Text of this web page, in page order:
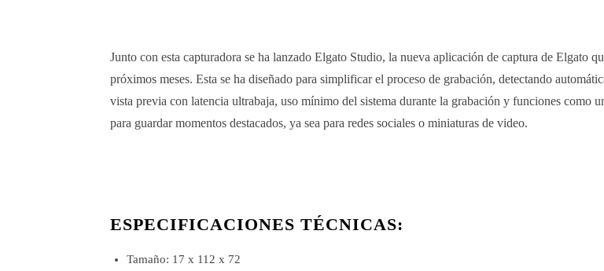
Junto con esta capturadora se ha lanzado Elgato Studio, la nueva aplicación de captura de Elgato
próximos meses. Esta se ha diseñado para simplificar el proceso de grabación, detectando
vista previa con latencia ultrabaja, uso mínimo del sistema durante la grabación y funciones como
para guardar momentos destacados, ya sea para redes sociales o miniaturas de video.
ESPECIFICACIONES TÉCNICAS:
Tamaño: 17 x 112 x 72